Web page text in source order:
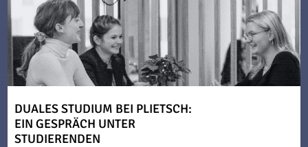
DUALES STUDIUM BEI PLIETSCH:
EIN GESPRÄCH UNTER
STUDIERENDEN